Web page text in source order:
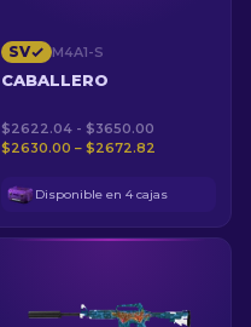
SV M4A1-S
CABALLERO
$2622.04 - $3650.00
$2630.00 – $2672.82
Disponible en 4 cajas